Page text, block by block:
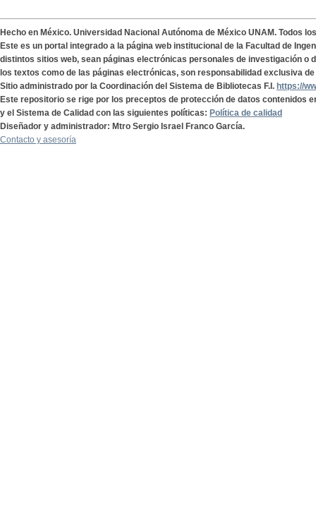
Hecho en México. Universidad Nacional Autónoma de México UNAM. Todos
Este es un portal integrado a la página web institucional de la Facultad de
distintos sitios web, sean páginas electrónicas personales de investigación o
los textos como de las páginas electrónicas, son responsabilidad exclusiva
Sitio administrado por la Coordinación del Sistema de Bibliotecas F.I. https://
Este repositorio se rige por los preceptos de protección de datos contenidos
y el Sistema de Calidad con las siguientes políticas: Política de calidad
Diseñador y administrador: Mtro Sergio Israel Franco García.
Contacto y asesoría